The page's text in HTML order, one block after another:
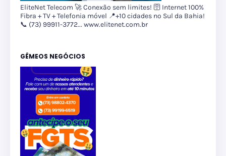
EliteNet Telecom 🚀 Conexão sem limites! 🛜 Internet 100%
Fibra + TV + Telefonia móvel 📍+10 cidades no Sul da Bahia!
📞 (73) 99911-3772... www.elitenet.com.br
GÊMEOS NEGÓCIOS